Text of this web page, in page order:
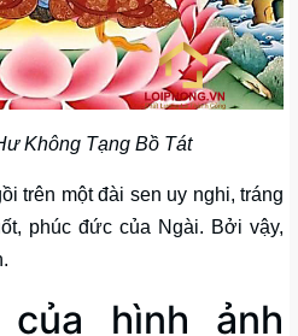
Không Tạng Bồ Tát
trên một đài sen uy nghi, tráng
phúc đức của Ngài. Bởi vậy,
hình ảnh